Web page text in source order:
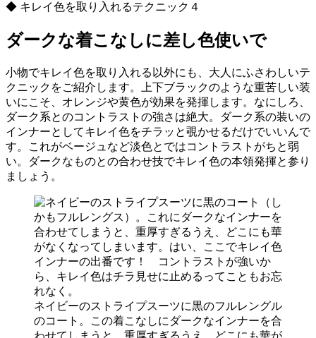
◆ キレイ色を取り入れるテクニック４
ダークな着こなしに差し色使いで
小物でキレイ色を取り入れる以外にも、大人にふさわしいテ
クニックをご紹介します。上下ブラックのような重苦しい装
いにこそ、オレンジや黄色が効果を発揮します。なにしろ、
ダーク系とのコントラストの強さは絶大。ダーク系の装いの
インナーとしてキレイ色をチラッと覗かせるだけでいいんで
す。これがベージュなど淡色とではコントラストがちと弱
い。ダークなものとの合わせ技でキレイ色の本領発揮と参り
ましょう。
ネイビーのストライプスーツに黒のフルレングル
のコート。この着こなしにダークなインナーを合
わせてしまうと、重厚すぎるうえ、どこにも華が